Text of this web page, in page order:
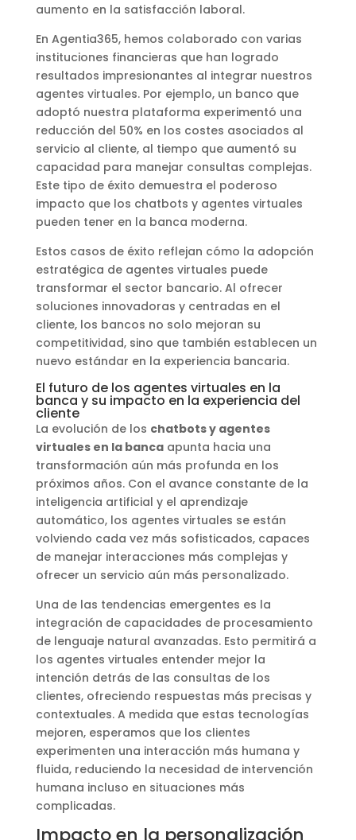
aumento en la satisfacción laboral.
En Agentia365, hemos colaborado con varias
instituciones financieras que han logrado
resultados impresionantes al integrar nuestros
agentes virtuales. Por ejemplo, un banco que
adoptó nuestra plataforma experimentó una
reducción del 50% en los costes asociados al
servicio al cliente, al tiempo que aumentó su
capacidad para manejar consultas complejas.
Este tipo de éxito demuestra el poderoso
impacto que los chatbots y agentes virtuales
pueden tener en la banca moderna.
Estos casos de éxito reflejan cómo la adopción
estratégica de agentes virtuales puede
transformar el sector bancario. Al ofrecer
soluciones innovadoras y centradas en el
cliente, los bancos no solo mejoran su
competitividad, sino que también establecen un
nuevo estándar en la experiencia bancaria.
El futuro de los agentes virtuales en la
banca y su impacto en la experiencia del
cliente
La evolución de los chatbots y agentes
virtuales en la bancaapunta hacia una
transformación aún más profunda en los
próximos años. Con el avance constante de la
inteligencia artificial y el aprendizaje
automático, los agentes virtuales se están
volviendo cada vez más sofisticados, capaces
de manejar interacciones más complejas y
ofrecer un servicio aún más personalizado.
Una de las tendencias emergentes es la
integración de capacidades de procesamiento
de lenguaje natural avanzadas. Esto permitirá a
los agentes virtuales entender mejor la
intención detrás de las consultas de los
clientes, ofreciendo respuestas más precisas y
contextuales. A medida que estas tecnologías
mejoren, esperamos que los clientes
experimenten una interacción más humana y
fluida, reduciendo la necesidad de intervención
humana incluso en situaciones más
complicadas.
Impacto en la personalización